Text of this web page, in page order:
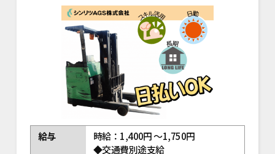
給与
時給：1,400円 ～1,750円
◆交通費別途支給